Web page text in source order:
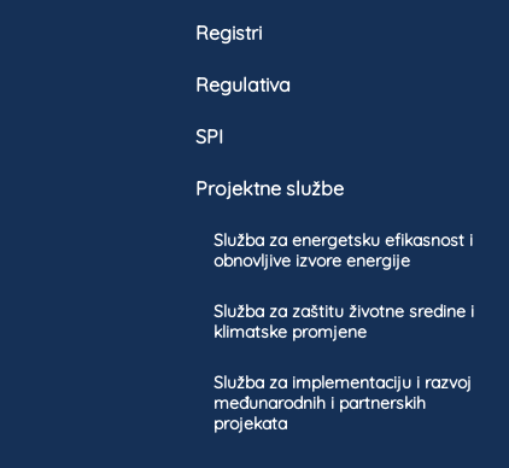
Registri
Regulativa
SPI
Projektne službe
Služba za energetsku efikasnost i
obnovljive izvore energije
Služba za zaštitu životne sredine i
klimatske promjene
Služba za implementaciju i razvoj
međunarodnih i partnerskih
projekata